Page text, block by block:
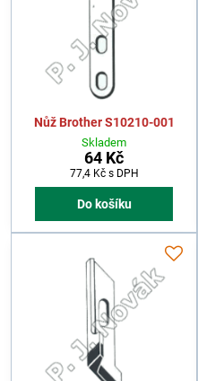
Nůž Brother S10210-001
Skladem
64 Kč
77,4 Kč s DPH
Do košíku